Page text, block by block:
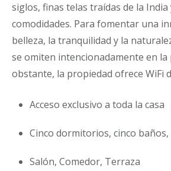
siglos, finas telas traídas de la India
comodidades. Para fomentar una
belleza, la tranquilidad y la
se omiten intencionadamente en la
obstante, la propiedad ofrece WiFi
Acceso exclusivo a toda la casa
Cinco dormitorios, cinco
Salón, Comedor, Terraza